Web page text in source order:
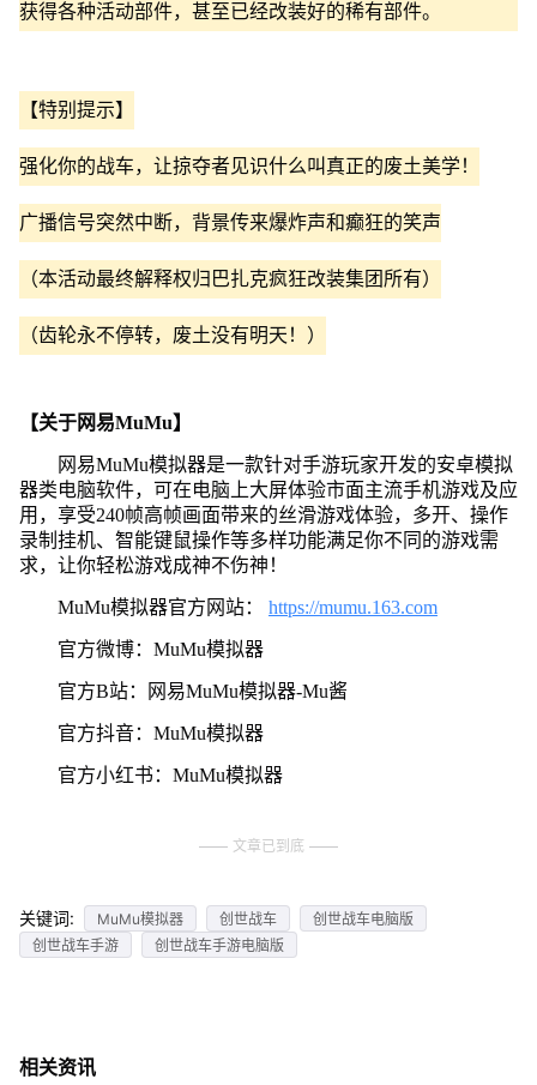
获得各种活动部件，甚至已经改装好的稀有部件。
【特别提示】
强化你的战车，让掠夺者见识什么叫真正的废土美学！
广播信号突然中断，背景传来爆炸声和癫狂的笑声
（本活动最终解释权归巴扎克疯狂改装集团所有）
（齿轮永不停转，废土没有明天！）
【关于网易MuMu】
网易MuMu模拟器是一款针对手游玩家开发的安卓模拟
器类电脑软件，可在电脑上大屏体验市面主流手机游戏及应
用，享受240帧高帧画面带来的丝滑游戏体验，多开、操作
录制挂机、智能键鼠操作等多样功能满足你不同的游戏需
求，让你轻松游戏成神不伤神！
MuMu模拟器官方网站： https://mumu.163.com
官方微博：MuMu模拟器
官方B站：网易MuMu模拟器-Mu酱
官方抖音：MuMu模拟器
官方小红书：MuMu模拟器
文章已到底
关键词: MuMu模拟器 创世战车
创世战车电脑版
创世战车手游
创世战车手游电脑版
相关资讯